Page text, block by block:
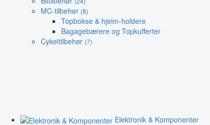
MC-tilbehør (8)
Topbokse & hjelm-holdere
Bagagebærere og Topkufferter
Cykeltilbehør (7)
Elektronik & Komponenter